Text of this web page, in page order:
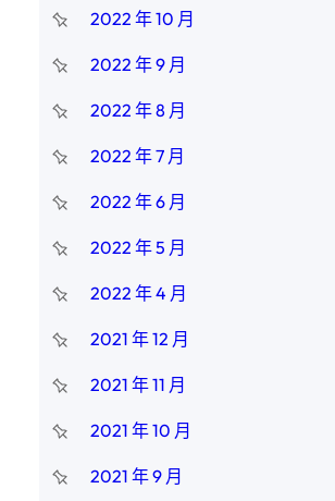
2022 年 10 月
2022 年 9 月
2022 年 8 月
2022 年 7 月
2022 年 6 月
2022 年 5 月
2022 年 4 月
2021 年 12 月
2021 年 11 月
2021 年 10 月
2021 年 9 月